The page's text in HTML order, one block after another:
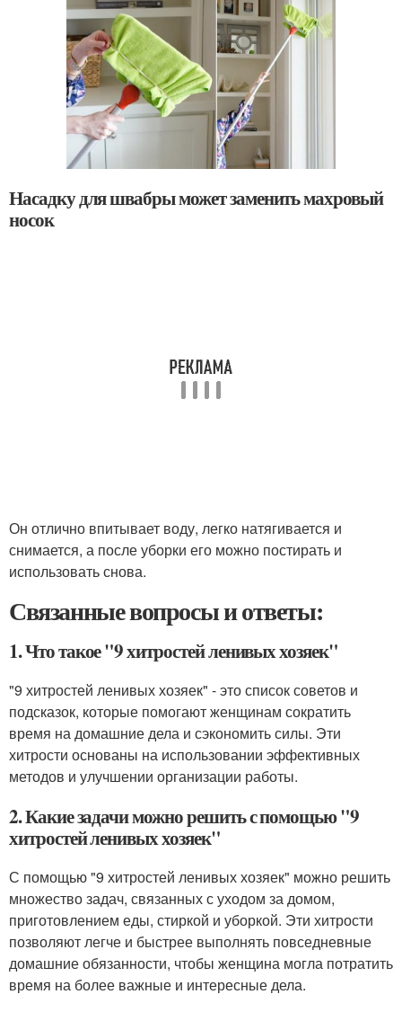
Насадку для швабры может заменить махровый
носок
Он отлично впитывает воду, легко натягивается и
снимается, а после уборки его можно постирать и
использовать снова.
Связанные вопросы и ответы:
1. Что такое "9 хитростей ленивых хозяек"
"9 хитростей ленивых хозяек" - это список советов и
подсказок, которые помогают женщинам сократить
время на домашние дела и сэкономить силы. Эти
хитрости основаны на использовании эффективных
методов и улучшении организации работы.
2. Какие задачи можно решить с помощью "9
хитростей ленивых хозяек"
С помощью "9 хитростей ленивых хозяек" можно решить
множество задач, связанных с уходом за домом,
приготовлением еды, стиркой и уборкой. Эти хитрости
позволяют легче и быстрее выполнять повседневные
домашние обязанности, чтобы женщина могла потратить
время на более важные и интересные дела.